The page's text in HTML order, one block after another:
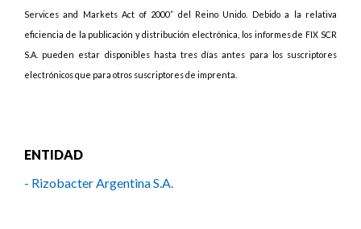
Services and Markets Act of 2000” del Reino Unido. Debido a la relativa
eficiencia de la publicación y distribución electrónica, los informes de FIX SCR
S.A. pueden estar disponibles hasta tres días antes para los suscriptores
electrónicos que para otros suscriptores de imprenta.
ENTIDAD
- Rizobacter Argentina S.A.